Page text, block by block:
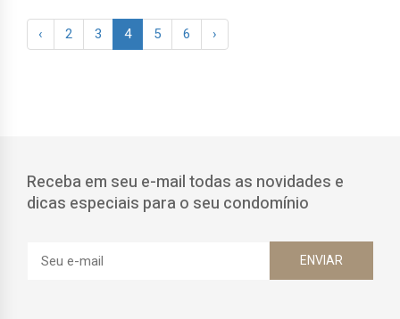
‹ 2 3 4 5 6 ›
Receba em seu e-mail todas as novidades e
dicas especiais para o seu condomínio